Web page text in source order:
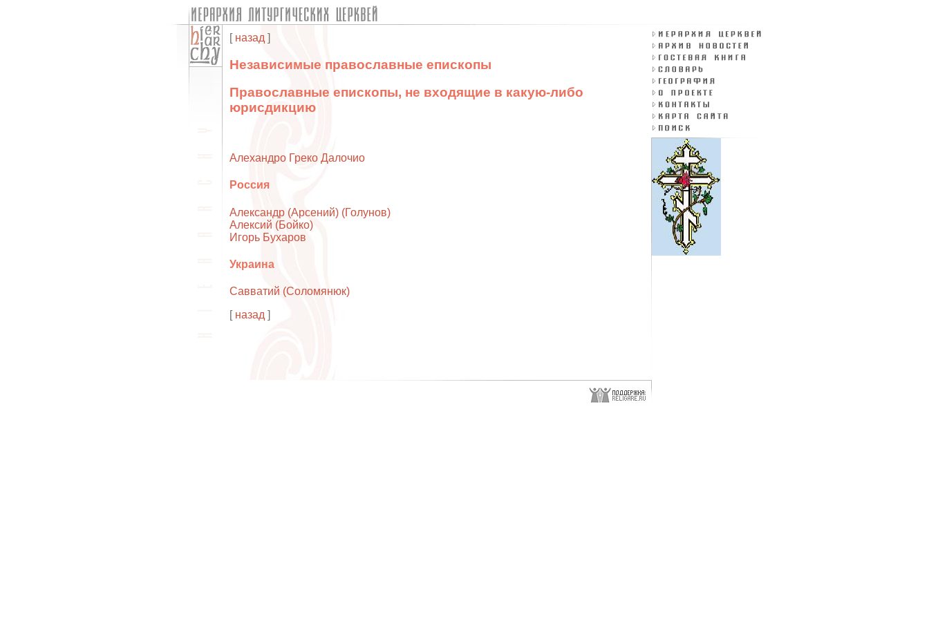
[ назад ]
Независимые православные епископы
Православные епископы, не входящие в какую-либо
юрисдикцию
Алехандро Греко Далочио
Россия
Александр (Арсений) (Голунов)
Алексий (Бойко)
Игорь Бухаров
Украина
Савватий (Соломянюк)
[ назад ]